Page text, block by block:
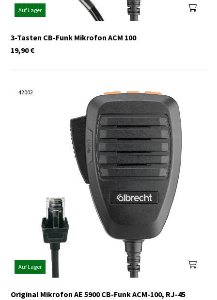
Auf Lager
3-Tasten CB-Funk Mikrofon ACM 100
€
19,90
42002
Auf Lager
Original Mikrofon AE 5900 CB-Funk ACM-100, RJ-45